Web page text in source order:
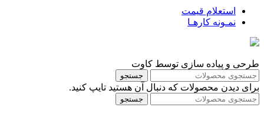
استعلام قیمت
نمـونه کارهـا
طرحی و پیاده سازی توسط کاوت
جستجو
برای دیدن محصولات که دنبال آن هستید تایپ کنید.
جستجو